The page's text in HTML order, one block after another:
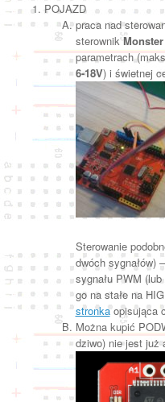
POJAZD
praca nad
sterownik
parametrach
6-18V) i świetnej
Sterowanie
dwóch sygnałów)
sygnału PWM
go na stałe na
stronkaopisująca
Można kupić
dziwo) nie jest już